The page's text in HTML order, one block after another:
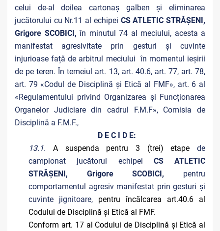
celui de-al doilea cartonaș galben și eliminarea
jucătorului cu Nr.11 al echipei CS ATLETIC STRĂȘENI,
Grigore SCOBICI, în minutul 74 al meciului, acesta a
manifestat agresivitate prin gesturi și cuvinte
injurioase față de arbitrul meciului în momentul ieșirii
de pe teren. În temeiul art. 13, art. 40.6, art. 77, art. 78,
art. 79 «Codul de Disciplină și Etică al FMF», art. 6 al
«Regulamentului privind Organizarea și Funcționarea
Organelor Judiciare din cadrul F.M.F», Comisia de
Disciplină a F.M.F.,
D E C I D E:
13.1. A suspenda pentru 3 (trei) etapede
campionat jucătorul echipei CS ATLETIC
STRĂȘENI, Grigore SCOBICI, pentru
comportamentul agresiv manifestat prin gesturi și
cuvinte jignitoare, pentru încălcarea art.40.6 al
Codului de Disciplină și Etică al FMF.
Conform art. 17 al Codului de Disciplină și Etică al